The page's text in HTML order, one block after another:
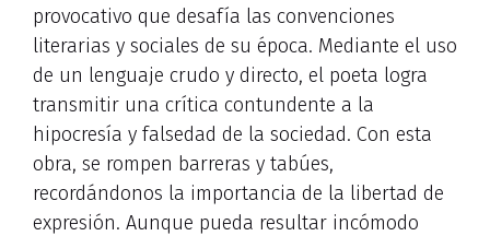
provocativo que desafía las convenciones
literarias y sociales de su época. Mediante el uso
de un lenguaje crudo y directo, el poeta logra
transmitir una crítica contundente a la
hipocresía y falsedad de la sociedad. Con esta
obra, se rompen barreras y tabúes,
recordándonos la importancia de la libertad de
expresión. Aunque pueda resultar incómodo